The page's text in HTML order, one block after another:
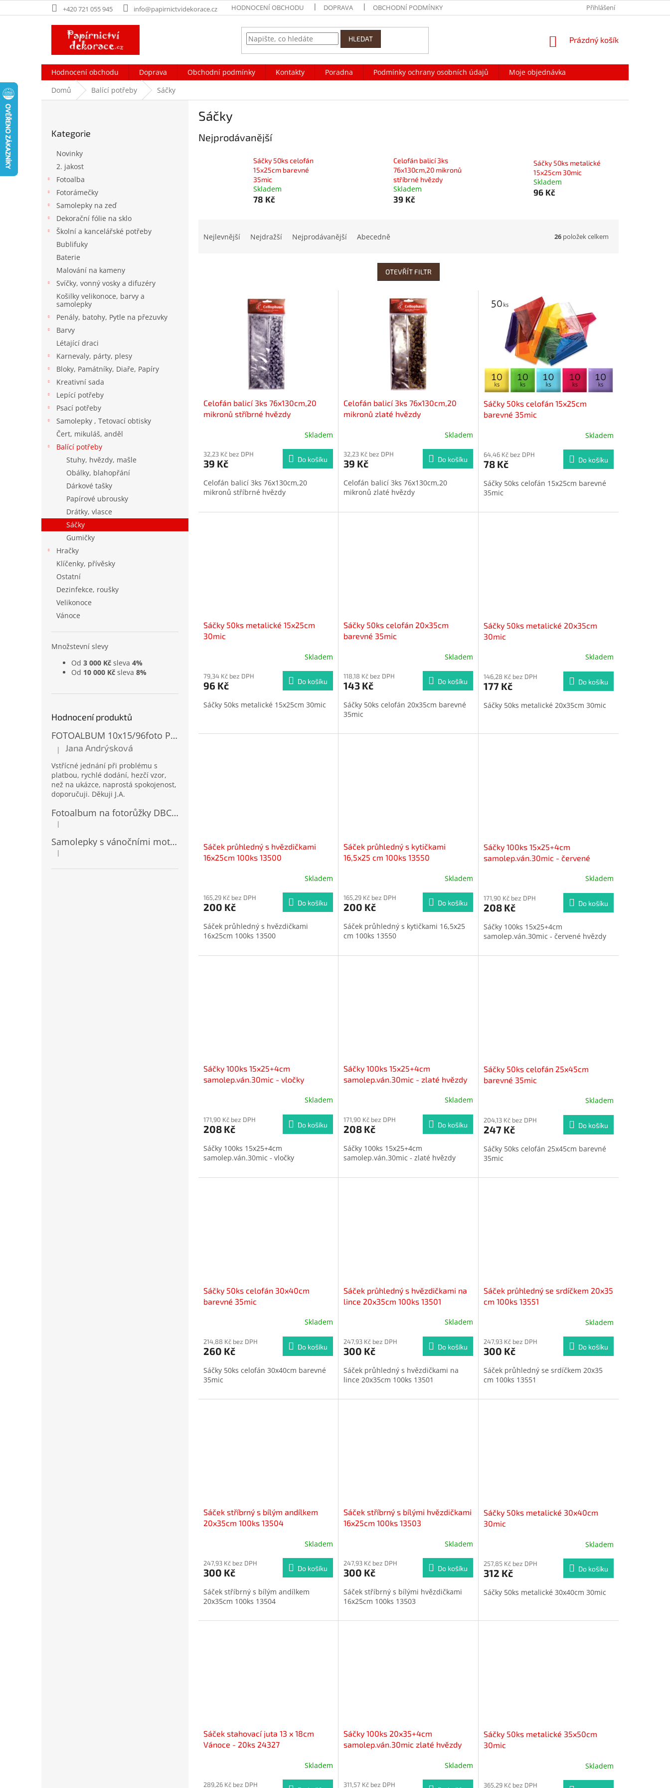
na
+420 721 055 945 info@papirnictvidekorace.cz HODNOCENÍ OBCHODU DOPRAVA OBCHODNÍ PODMÍNKY NAPIŠTE NÁM
Přihlášení
HLEDAT
NÁKUPNÍ
Prázdný košík
Hodnocení obchodu Doprava Obchodní podmínky Kontakty Poradna Podmínky ochrany osobních údajů
Moje objednávka
Domů
Balící potřeby Sáčky
kategorie
Kategorie
Novinky
2. jakost
Fotoalba
Fotorámečky
Samolepky na zeď
Dekorační fólie na sklo
Školní a kancelářské potřeby
Bublifuky
Baterie
Malování na kameny
Svíčky, vonný vosky a difuzéry
Košilky velikonoce, barvy a
samolepky
Penály, batohy, Pytle na přezuvky
Barvy
Létající draci
Karnevaly, párty, plesy
Bloky, Památníky, Diaře, Papíry
Kreativní sada
Lepící potřeby
Psací potřeby
Samolepky , Tetovací obtisky
Čert, mikuláš, anděl
Balící potřeby
Stuhy, hvězdy, mašle
Obálky, blahopřání
Dárkové tašky
Papírové ubrousky
Drátky, vlasce
Sáčky
Gumičky
Hračky
Klíčenky, přívěsky
Ostatní
Dezinfekce, roušky
Velikonoce
Vánoce
Množstevní slevy
Od 3 000 Kč sleva 4%
Od 10 000 Kč sleva 8%
Hodnocení produktů
FOTOALBUM 10x15/96foto PP-4696 MIX
Hodnocení produktu je 5 z 5 hvězdiček.
| Jana Andrýsková
Vstřícné jednání při problému s
platbou, rychlé dodání, hezčí vzor,
než na ukázce, naprostá spokojenost,
doporučuji. Děkuji J.A.
Fotoalbum na fotorůžky DBCL-30 Homage 2
Hodnocení produktu je 5 z 5 hvězdiček.
|
Samolepky s vánočními motivy 8 x 14,5 cm 10724
Hodnocení produktu je 4 z 5 hvězdiček.
|
Sáčky
Nejprodávanější
Sáčky 50ks celofán
15x25cm barevné
35mic
Skladem
78 Kč
Celofán balicí 3ks
76x130cm,20 mikronů
stříbrné hvězdy
Skladem
39 Kč
Sáčky 50ks metalické
15x25cm 30mic
Skladem
96 Kč
Nejlevnější Nejdražší Nejprodávanější Abecedně 26 položek celkem
OTEVŘÍT FILTR
Celofán balicí 3ks 76x130cm,20
mikronů stříbrné hvězdy
produktu
je
z
5
Skladem
32,23 Kč bez DPH
39 Kč Do košíku
Celofán balicí 3ks 76x130cm,20
mikronů stříbrné hvězdy
Celofán balicí 3ks 76x130cm,20
mikronů zlaté hvězdy
produktu
je
z
5
Skladem
32,23 Kč bez DPH
39 Kč Do košíku
Celofán balicí 3ks 76x130cm,20
mikronů zlaté hvězdy
Sáčky 50ks celofán 15x25cm
barevné 35mic
produktu
je
z
5
Skladem
64,46 Kč bez DPH
78 Kč Do košíku
Sáčky 50ks celofán 15x25cm barevné
35mic
Sáčky 50ks metalické 15x25cm
30mic
produktu
je
z
Skladem
79,34 Kč bez DPH
96 Kč Do košíku
Sáčky 50ks metalické 15x25cm 30mic
Sáčky 50ks celofán 20x35cm
barevné 35mic
produktu
je
z
5
Skladem
118,18 Kč bez DPH
143 Kč Do košíku
Sáčky 50ks celofán 20x35cm barevné
35mic
Sáčky 50ks metalické 20x35cm
30mic
produktu
je
z
Skladem
146,28 Kč bez DPH
177 Kč Do košíku
Sáčky 50ks metalické 20x35cm 30mic
Sáček průhledný s hvězdičkami
16x25cm 100ks 13500
Skladem
165,29 Kč bez DPH
200 Kč Do košíku
Sáček průhledný s hvězdičkami
16x25cm 100ks 13500
Sáček průhledný s kytičkami
16,5x25 cm 100ks 13550
Skladem
165,29 Kč bez DPH
200 Kč Do košíku
Sáček průhledný s kytičkami 16,5x25
cm 100ks 13550
Sáčky 100ks 15x25+4cm
samolep.ván.30mic - červené
Skladem
171,90 Kč bez DPH
208 Kč Do košíku
Sáčky 100ks 15x25+4cm
samolep.ván.30mic - červené hvězdy
Sáčky 100ks 15x25+4cm
samolep.ván.30mic - vločky
Skladem
171,90 Kč bez DPH
208 Kč Do košíku
Sáčky 100ks 15x25+4cm
samolep.ván.30mic - vločky
Sáčky 100ks 15x25+4cm
samolep.ván.30mic - zlaté hvězdy
Skladem
171,90 Kč bez DPH
208 Kč Do košíku
Sáčky 100ks 15x25+4cm
samolep.ván.30mic - zlaté hvězdy
Sáčky 50ks celofán 25x45cm
barevné 35mic
Skladem
204,13 Kč bez DPH
247 Kč Do košíku
Sáčky 50ks celofán 25x45cm barevné
35mic
Sáčky 50ks celofán 30x40cm
barevné 35mic
Skladem
214,88 Kč bez DPH
260 Kč Do košíku
Sáčky 50ks celofán 30x40cm barevné
35mic
Sáček průhledný s hvězdičkami na
lince 20x35cm 100ks 13501
Skladem
247,93 Kč bez DPH
300 Kč Do košíku
Sáček průhledný s hvězdičkami na
lince 20x35cm 100ks 13501
Sáček průhledný se srdíčkem 20x35
cm 100ks 13551
Skladem
247,93 Kč bez DPH
300 Kč Do košíku
Sáček průhledný se srdíčkem 20x35
cm 100ks 13551
Sáček stříbrný s bílým andílkem
20x35cm 100ks 13504
produktu
je
z
5
Skladem
247,93 Kč bez DPH
300 Kč Do košíku
Sáček stříbrný s bílým andílkem
20x35cm 100ks 13504
Sáček stříbrný s bílými hvězdičkami
16x25cm 100ks 13503
Skladem
247,93 Kč bez DPH
300 Kč Do košíku
Sáček stříbrný s bílými hvězdičkami
16x25cm 100ks 13503
Sáčky 50ks metalické 30x40cm
30mic
Skladem
257,85 Kč bez DPH
312 Kč Do košíku
Sáčky 50ks metalické 30x40cm 30mic
Sáček stahovací juta 13 x 18cm
Vánoce - 20ks 24327
Skladem
289,26 Kč bez DPH
Sáčky 100ks 20x35+4cm
samolep.ván.30mic zlaté hvězdy
Skladem
311,57 Kč bez DPH
Sáčky 50ks metalické 35x50cm
30mic
Skladem
365,29 Kč bez DPH